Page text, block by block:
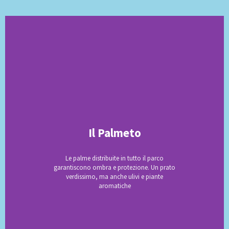
Il Palmeto
Le palme distribuite in tutto il parco
garantiscono ombra e protezione. Un prato
verdissimo, ma anche ulivi e piante
aromatiche